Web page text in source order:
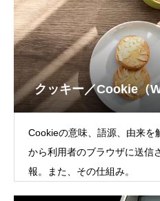
クッキー／Cookie（
Cookieの意味、語源、由来を
から利用者のブラウザに送信
報。また、その仕組み。